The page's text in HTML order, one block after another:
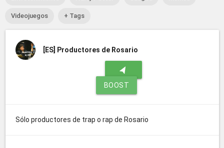
Videojuegos + Tags
[ES] Productores de Rosario
navigation
BOOST
Sólo productores de trap o rap de Rosario